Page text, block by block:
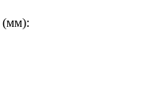
(мм):